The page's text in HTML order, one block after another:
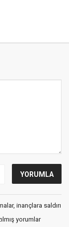
inançlara saldırı
yorumlar